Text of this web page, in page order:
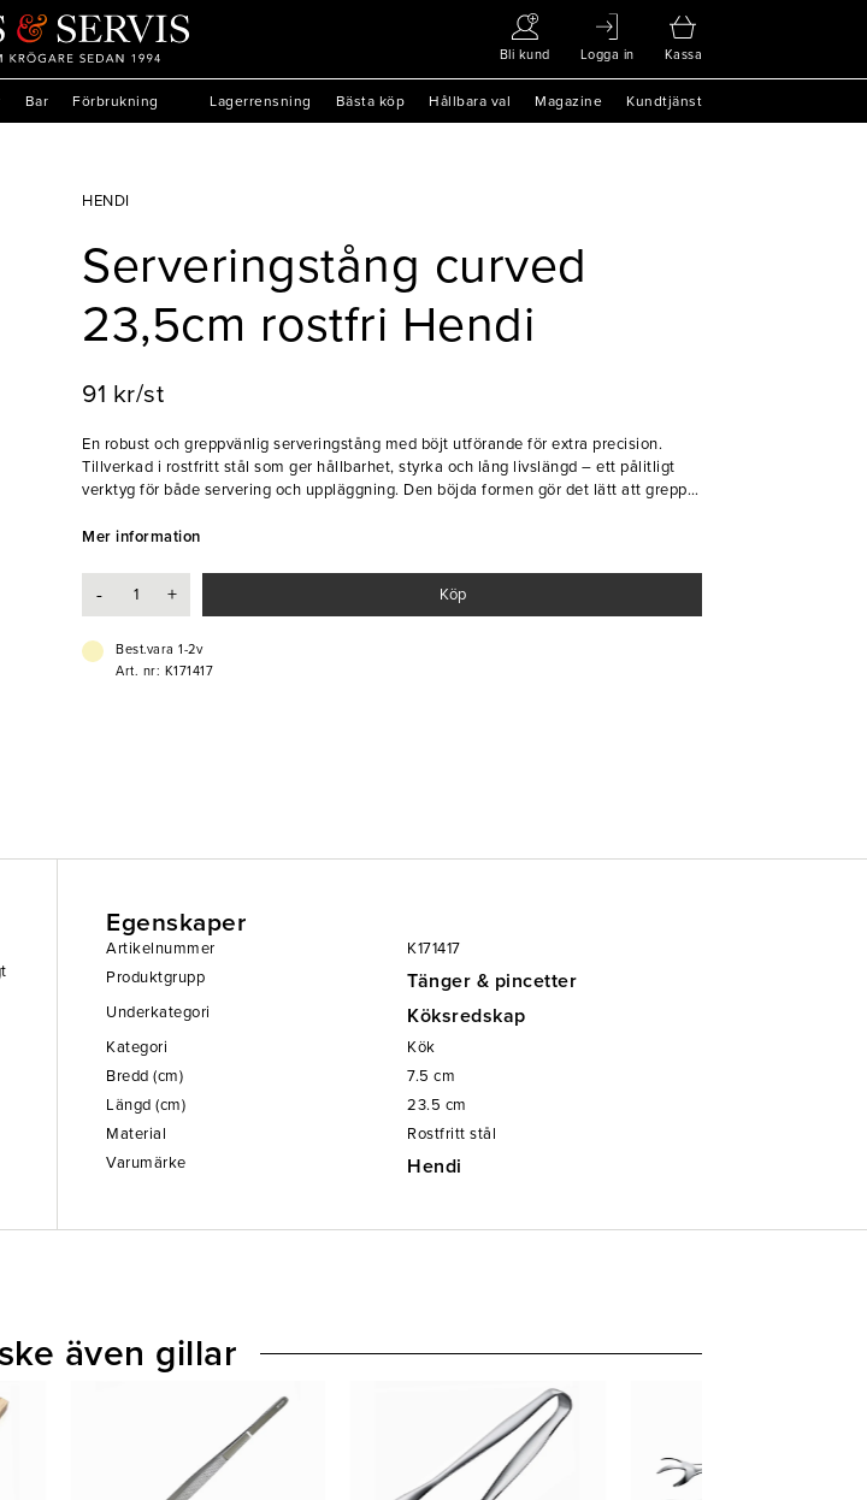
Bli kund Logga in Kassa
Bar Förbrukning Lagerrensning Bästa köp Hållbara val Magazine Kundtjänst
HENDI
Serveringstång curved
23,5cm rostfri Hendi
91 kr/st
En robust och greppvänlig serveringstång med böjt utförande för extra precision.
Tillverkad i rostfritt stål som ger hållbarhet, styrka och lång livslängd – ett pålitligt
verktyg för både servering och uppläggning. Den böjda formen gör det lätt att greppa
Mer information
- + Köp
Best.vara 1-2v
Art. nr: K171417
Egenskaper
Artikelnummer
K171417
Produktgrupp
Tänger & pincetter
Underkategori Köksredskap
Kategori
Kök
Bredd (cm)
7.5 cm
Längd (cm)
23.5 cm
Material
Rostfritt stål
Varumärke
Hendi
även gillar